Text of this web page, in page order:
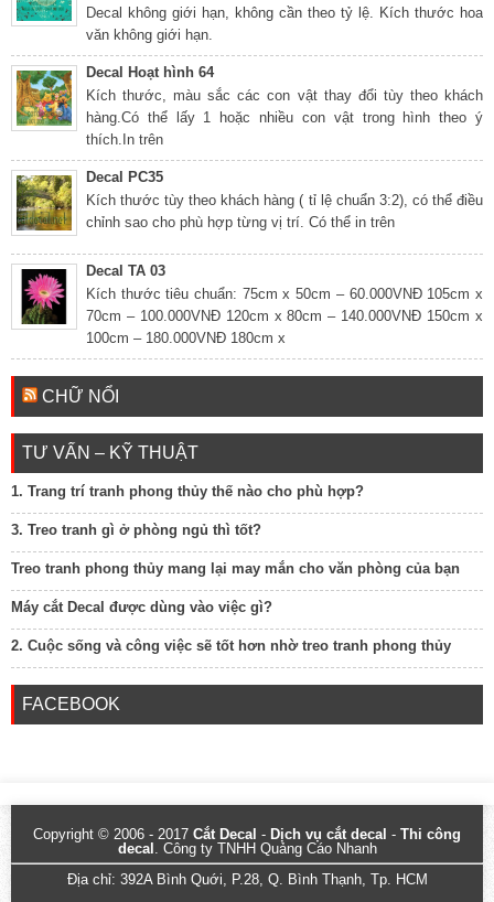
Decal không giới hạn, không cần theo tỷ lệ. Kích thước hoa
văn không giới hạn.
Decal Hoạt hình 64
Kích thước, màu sắc các con vật thay đổi tùy theo khách
hàng.Có thể lấy 1 hoặc nhiều con vật trong hình theo ý
thích.In trên
Decal PC35
Kích thước tùy theo khách hàng ( tỉ lệ chuẩn 3:2), có thể điều
chỉnh sao cho phù hợp từng vị trí. Có thể in trên
Decal TA 03
Kích thước tiêu chuẩn: 75cm x 50cm – 60.000VNĐ 105cm x
70cm – 100.000VNĐ 120cm x 80cm – 140.000VNĐ 150cm x
100cm – 180.000VNĐ 180cm x
CHỮ NỔI
TƯ VẤN – KỸ THUẬT
1. Trang trí tranh phong thủy thế nào cho phù hợp?
3. Treo tranh gì ở phòng ngủ thì tốt?
Treo tranh phong thủy mang lại may mắn cho văn phòng của bạn
Máy cắt Decal được dùng vào việc gì?
2. Cuộc sống và công việc sẽ tốt hơn nhờ treo tranh phong thủy
FACEBOOK
Copyright © 2006 - 2017 Cắt Decal - Dịch vụ cắt decal - Thi công
decal . Công ty TNHH Quảng Cáo Nhanh
Địa chỉ: 392A Bình Quới, P.28, Q. Bình Thạnh, Tp. HCM